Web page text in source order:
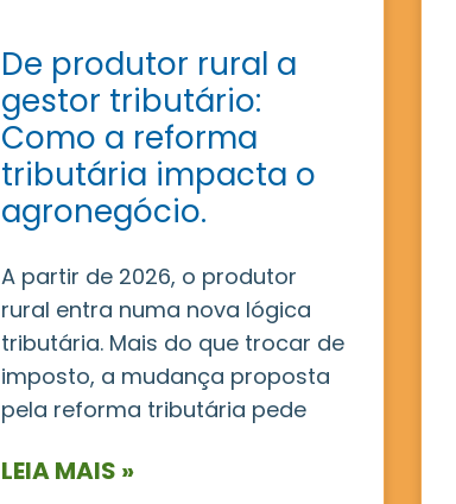
De produtor rural a
gestor tributário:
Como a reforma
tributária impacta o
agronegócio.
A partir de 2026, o produtor
rural entra numa nova lógica
tributária. Mais do que trocar de
imposto, a mudança proposta
pela reforma tributária pede
LEIA MAIS »